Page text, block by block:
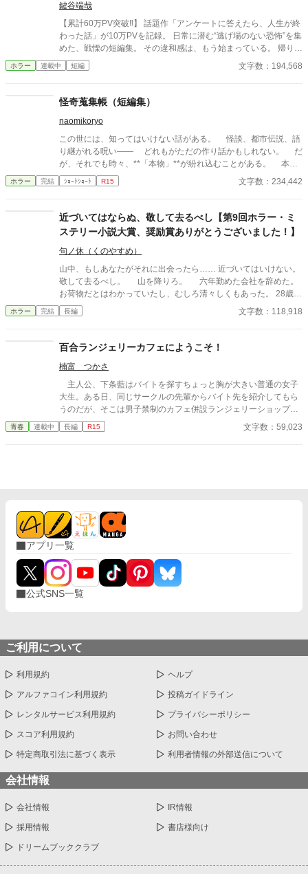
と大学生、甘くちょっぴり刺激的な同居生活（？）がはじまる。
鍵谷端哉
【累計60万PV突破‼】 話題作「アンケートに答えたら、人生が終
わった話」が10万PVを記録。 日常に潜む“逃げ場のない恐怖”を集
めた、戦慄の短編集。 その違和感は、もう始まっている。 帰り
道、誰もいないはずの部屋、何気ない会話。 どこにでもある日常
が、ある瞬間、取り返しのつかない異常へと変わる。 意味が分か
て、最後の一行で現実がひっくり返る話。 1話1000〜2000文字。
隙間時間で読める短編ながら、 読み終えたあと、ふとした静寂が
怖くなる。 これはすべて、どこかで起きていてもおかしくない
話。 ――あなたのすぐ隣でも。 洒落にならない実話風・創作ホラ
ー。
ホラー 連載中 短編 文字数：194,568
怪奇蒐集帳（短編集）
naomikoryo
この世には、知ってはいけない話がある。 怪談、都市伝説、語
り継がれる呪い—— どれもがただの作り話かもしれない。 だ
が、それでも時々、**「本物」**が紛れ込むことがある。 本書
は、そんな“見つけてしまった”怪異を集めた一冊である。 最後
のページを閉じるとき、あなたは“何か”に気づくことになるだろ
ホラー 完結 ｼｮｰﾄｼｮｰﾄ R15 文字数：234,442
近づいてはならぬ、敬して去るべし【第9回ホラー・ミ
ステリー小説大賞、奨励賞ありがとうございました！】
句ノ休（くのやすめ）
山中、もしあなたがそれに出会ったら…… 近づいてはいけない。
敬して去るべし。 山を降りろ。 六年勤めた会社を辞めた。
お荷物だとはわかっていたし、むしろ清々しくもあった。 28歳の
コウイチには、仕事より大切なものがあった。 田舎歩きだ。そこ
大事なのが学生のときにかじった民俗学だ。廃集落、古い祠、忘
だった。 大学時代、民俗学の講義で准教授はこう言った。
「神々は神ではない」。人が畏れ、従い、忖度したものがかみに
なる。その言葉がコウイチを変えた。 会社の営業で関東のあちこ
ちを歩きまわった。コウイチは仕事よりも土地の古老の話に耳を
傾けることに熱中したほどだった。 失業後、ふと見つけた資料
にコウイチは目を奪われた。 「名付け得ぬ神」。 東京の西、檜原
たという。山奥には祠があるらしい。だがもう六十年も前に無人
心地・東京。そこからわずかにはずれた山の中に潜む秘密をめぐ
る奇譚。
ホラー 完結 長編 文字数：118,918
百合ランジェリーカフェにようこそ！
楠富 つかさ
主人公、下条藍はバイトを探すちょっと胸が大きい普通の女子
大生。ある日、同じサークルの先輩からバイト先を紹介してもら
うのだが、そこは男子禁制のカフェ併設ランジェリーショップ
で！？ ちょっとハレンチなお仕事カフェライフ、始まりま
す！！ ※この物語はフィクションであり実在の人物・団体・法律
青春 連載中 長編 R15 文字数：59,023
アプリ一覧
公式SNS一覧
ご利用について
利用規約 ヘルプ
アルファコイン利用規約 投稿ガイドライン
レンタルサービス利用規約 プライバシーポリシー
スコア利用規約 お問い合わせ
特定商取引法に基づく表示 利用者情報の外部送信について
会社情報
会社情報 IR情報
採用情報 書店様向け
ドリームブッククラブ